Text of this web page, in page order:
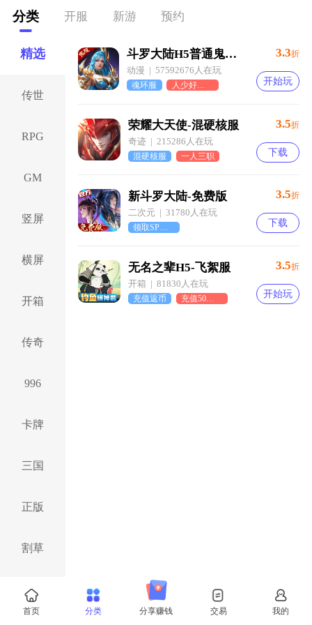
分类 开服 新游 预约
精选
传世
RPG
GM
竖屏
横屏
开箱
传奇
996
卡牌
三国
正版
割草
仙侠
斗罗大陆H5普通鬼服-魂环服
动漫 | 57592676人在玩
魂环服 人少好霸服
3.3折
开始玩
荣耀大天使-混硬核服
奇迹 | 215286人在玩
混硬核服 一人三职
3.5折
下载
新斗罗大陆-免费版
二次元 | 31780人在玩
3.5折
下载
无名之辈H5-飞絮服
开箱 | 81830人在玩
充值返币
3.5折
开始玩
首页 分类 分享赚钱 交易 我的